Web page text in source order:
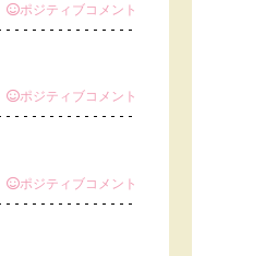
ポジティブコメント
ポジティブコメント
ポジティブコメント